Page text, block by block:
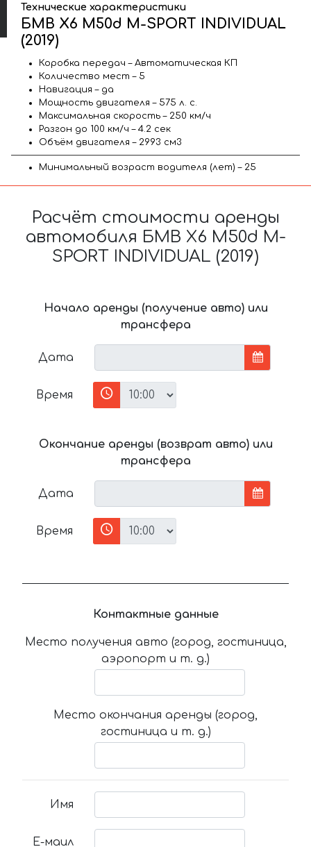
Технические характеристики
БМВ X6 M50d M-SPORT INDIVIDUAL
(2019)
Коробка передач – Автоматическая КП
Количество мест – 5
Навигация – да
Мощность двигателя – 575 л. с.
Максимальная скорость – 250 км/ч
Разгон до 100 км/ч – 4.2 сек
Объём двигателя – 2993 см3
Минимальный возраст водителя (лет) – 25
Расчёт стоимости аренды
автомобиля БМВ X6 M50d M-
SPORT INDIVIDUAL (2019)
Начало аренды (получение авто) или
трансфера
Дата
Время
Окончание аренды (возврат авто) или
трансфера
Дата
Время
Контактные данные
Место получения авто (город, гостиница,
аэропорт и т. д.)
Место окончания аренды (город,
гостиница и т. д.)
Имя
Е-маил